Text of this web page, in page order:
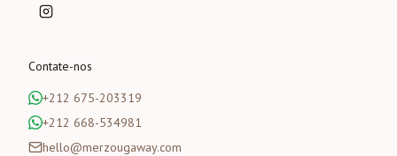
Contate-nos
+212 675-203319
+212 668-534981
hello@merzougaway.com